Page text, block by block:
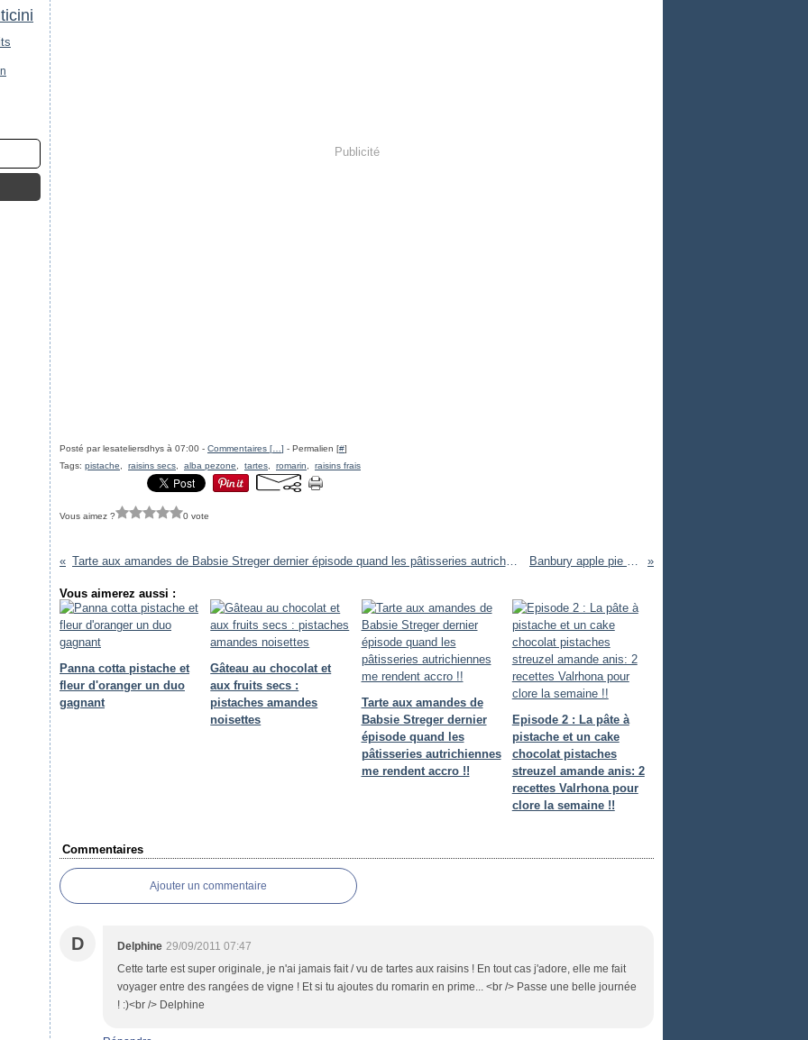
Publicité
Posté par lesateliersdhys à 07:00 - Commentaires [ ] - Permalien [#]
Tags: pistache raisins secs alba pezone tartes romarin raisins frais
Vous aimez ? 0 vote
Tarte aux amandes de Babsie Streger dernier épisode quand les pâtisseries autrichiennes me rendent accro !! Banbury apple pie trop bon!!
Vous aimerez aussi :
Panna cotta pistache et
fleur d'oranger un duo
gagnant
Gâteau au chocolat et
aux fruits secs :
pistaches amandes
noisettes
Tarte aux amandes de
Babsie Streger dernier
épisode quand les
pâtisseries autrichiennes
me rendent accro !!
Episode 2 : La pâte à
pistache et un cake
chocolat pistaches
streuzel amande anis: 2
recettes Valrhona pour
clore la semaine !!
Commentaires
Ajouter un commentaire
D Delphine 29/09/2011 07:47
Cette tarte est super originale, je n'ai jamais fait / vu de tartes aux raisins ! En tout cas j'adore, elle me fait
voyager entre des rangées de vigne ! Et si tu ajoutes du romarin en prime... <br /> Passe une belle journée
! :)<br /> Delphine